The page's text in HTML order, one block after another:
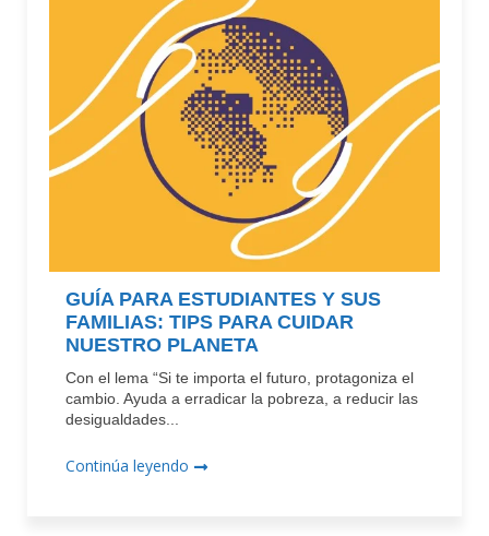
GUÍA PARA ESTUDIANTES Y SUS
FAMILIAS: TIPS PARA CUIDAR
NUESTRO PLANETA
Con el lema “Si te importa el futuro, protagoniza el
cambio. Ayuda a erradicar la pobreza, a reducir las
desigualdades...
Continúa leyendo